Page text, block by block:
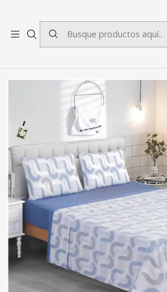
Inicio Dormitorio Sábanas
Juego de Sábanas Micropolar 2